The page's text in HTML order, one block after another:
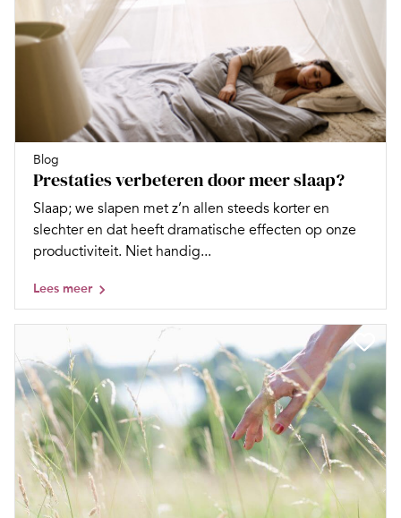
Blog
Prestaties verbeteren door meer slaap?
Slaap; we slapen met z’n allen steeds korter en
slechter en dat heeft dramatische effecten op onze
productiviteit. Niet handig...
Lees meer